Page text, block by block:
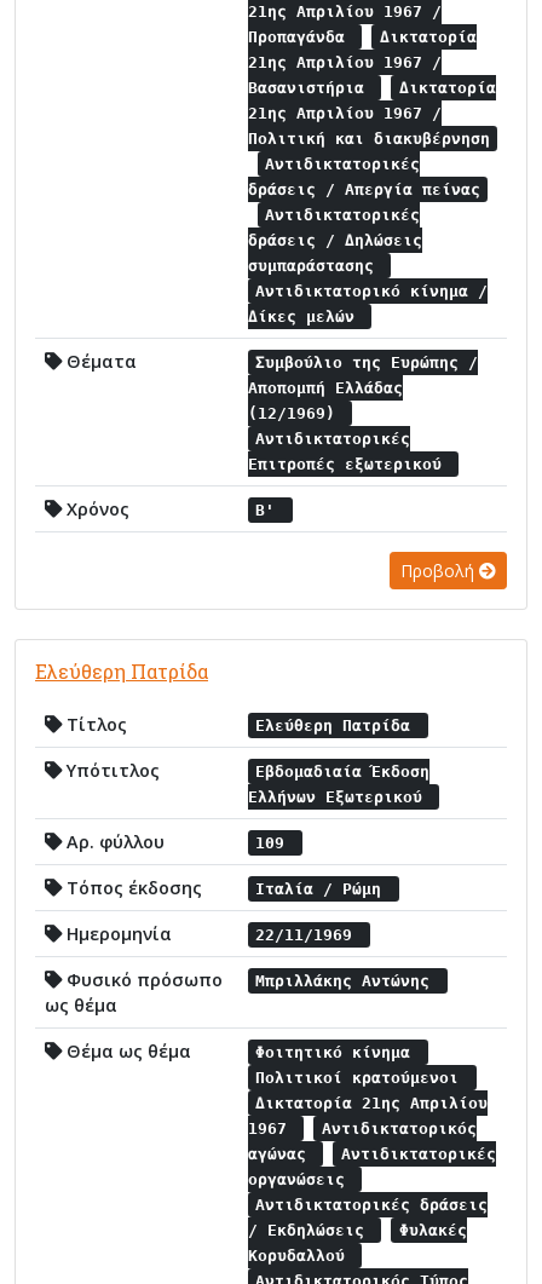
21ης Απριλίου 1967 /
Προπαγάνδα
Δικτατορία
21ης Απριλίου 1967 /
Βασανιστήρια
Δικτατορία
21ης Απριλίου 1967 /
Πολιτική και διακυβέρνηση
Αντιδικτατορικές
δράσεις / Απεργία πείνας
Αντιδικτατορικές
δράσεις / Δηλώσεις
συμπαράστασης
Αντιδικτατορικό κίνημα /
Δίκες μελών
Θέματα
Συμβούλιο της Ευρώπης /
Αποπομπή Ελλάδας
(12/1969)
Αντιδικτατορικές
Επιτροπές εξωτερικού
Χρόνος Β'
Προβολή
Ελεύθερη Πατρίδα
Τίτλος Ελεύθερη Πατρίδα
Υπότιτλος
Εβδομαδιαία Έκδοση
Ελλήνων Εξωτερικού
Αρ. φύλλου 109
Τόπος έκδοσης Ιταλία / Ρώμη
Ημερομηνία 22/11/1969
Φυσικό πρόσωπο
ως θέμα
Μπριλλάκης Αντώνης
Θέμα ως θέμα
Φοιτητικό κίνημα
Πολιτικοί κρατούμενοι
Δικτατορία 21ης Απριλίου
1967
Αντιδικτατορικός
αγώνας
Αντιδικτατορικές
οργανώσεις
Αντιδικτατορικές δράσεις
/ Εκδηλώσεις
Φυλακές
Κορυδαλλού